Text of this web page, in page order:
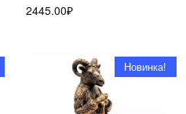
2445.00₽
Новинка!